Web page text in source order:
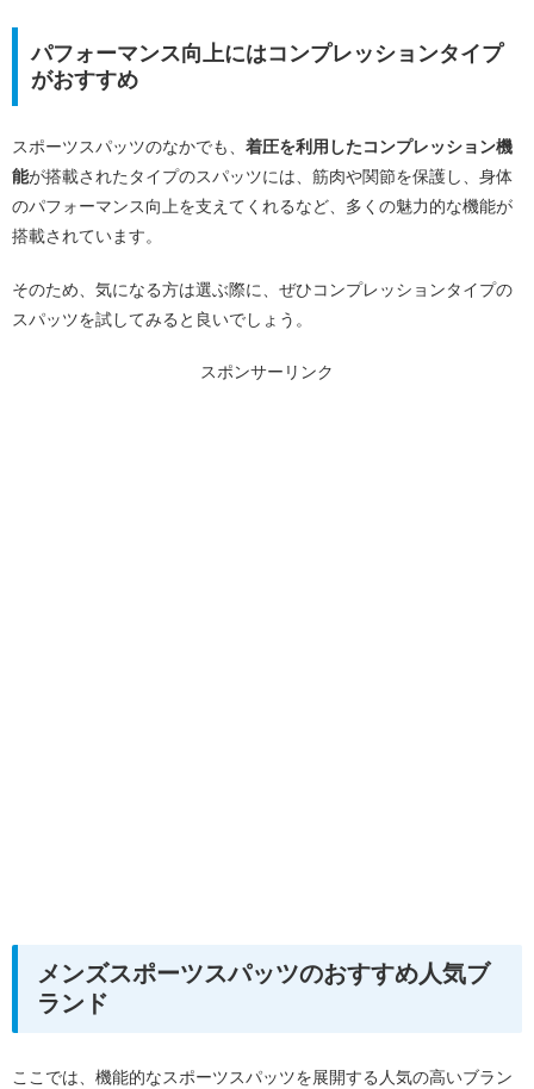
パフォーマンス向上にはコンプレッションタイプ
がおすすめ
スポーツスパッツのなかでも、 着圧を利用したコンプレッション機
能が搭載されたタイプのスパッツには、筋肉や関節を保護し、身体
のパフォーマンス向上を支えてくれるなど、多くの魅力的な機能が
搭載されています。
そのため、気になる方は選ぶ際に、ぜひコンプレッションタイプの
スパッツを試してみると良いでしょう。
スポンサーリンク
メンズスポーツスパッツのおすすめ人気ブ
ランド
ここでは、機能的なスポーツスパッツを展開する人気の高いブラン